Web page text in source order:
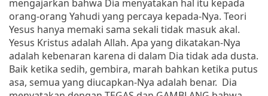
mengajarkan bahwa Dia menyatakan hal itu kepada
orang-orang Yahudi yang percaya kepada-Nya. Teori
Yesus hanya memaki sama sekali tidak masuk akal.
Yesus Kristus adalah Allah. Apa yang dikatakan-Nya
adalah kebenaran karena di dalam Dia tidak ada dusta.
Baik ketika sedih, gembira, marah bahkan ketika putus
asa, semua yang diucapkan-Nya adalah benar. Dia